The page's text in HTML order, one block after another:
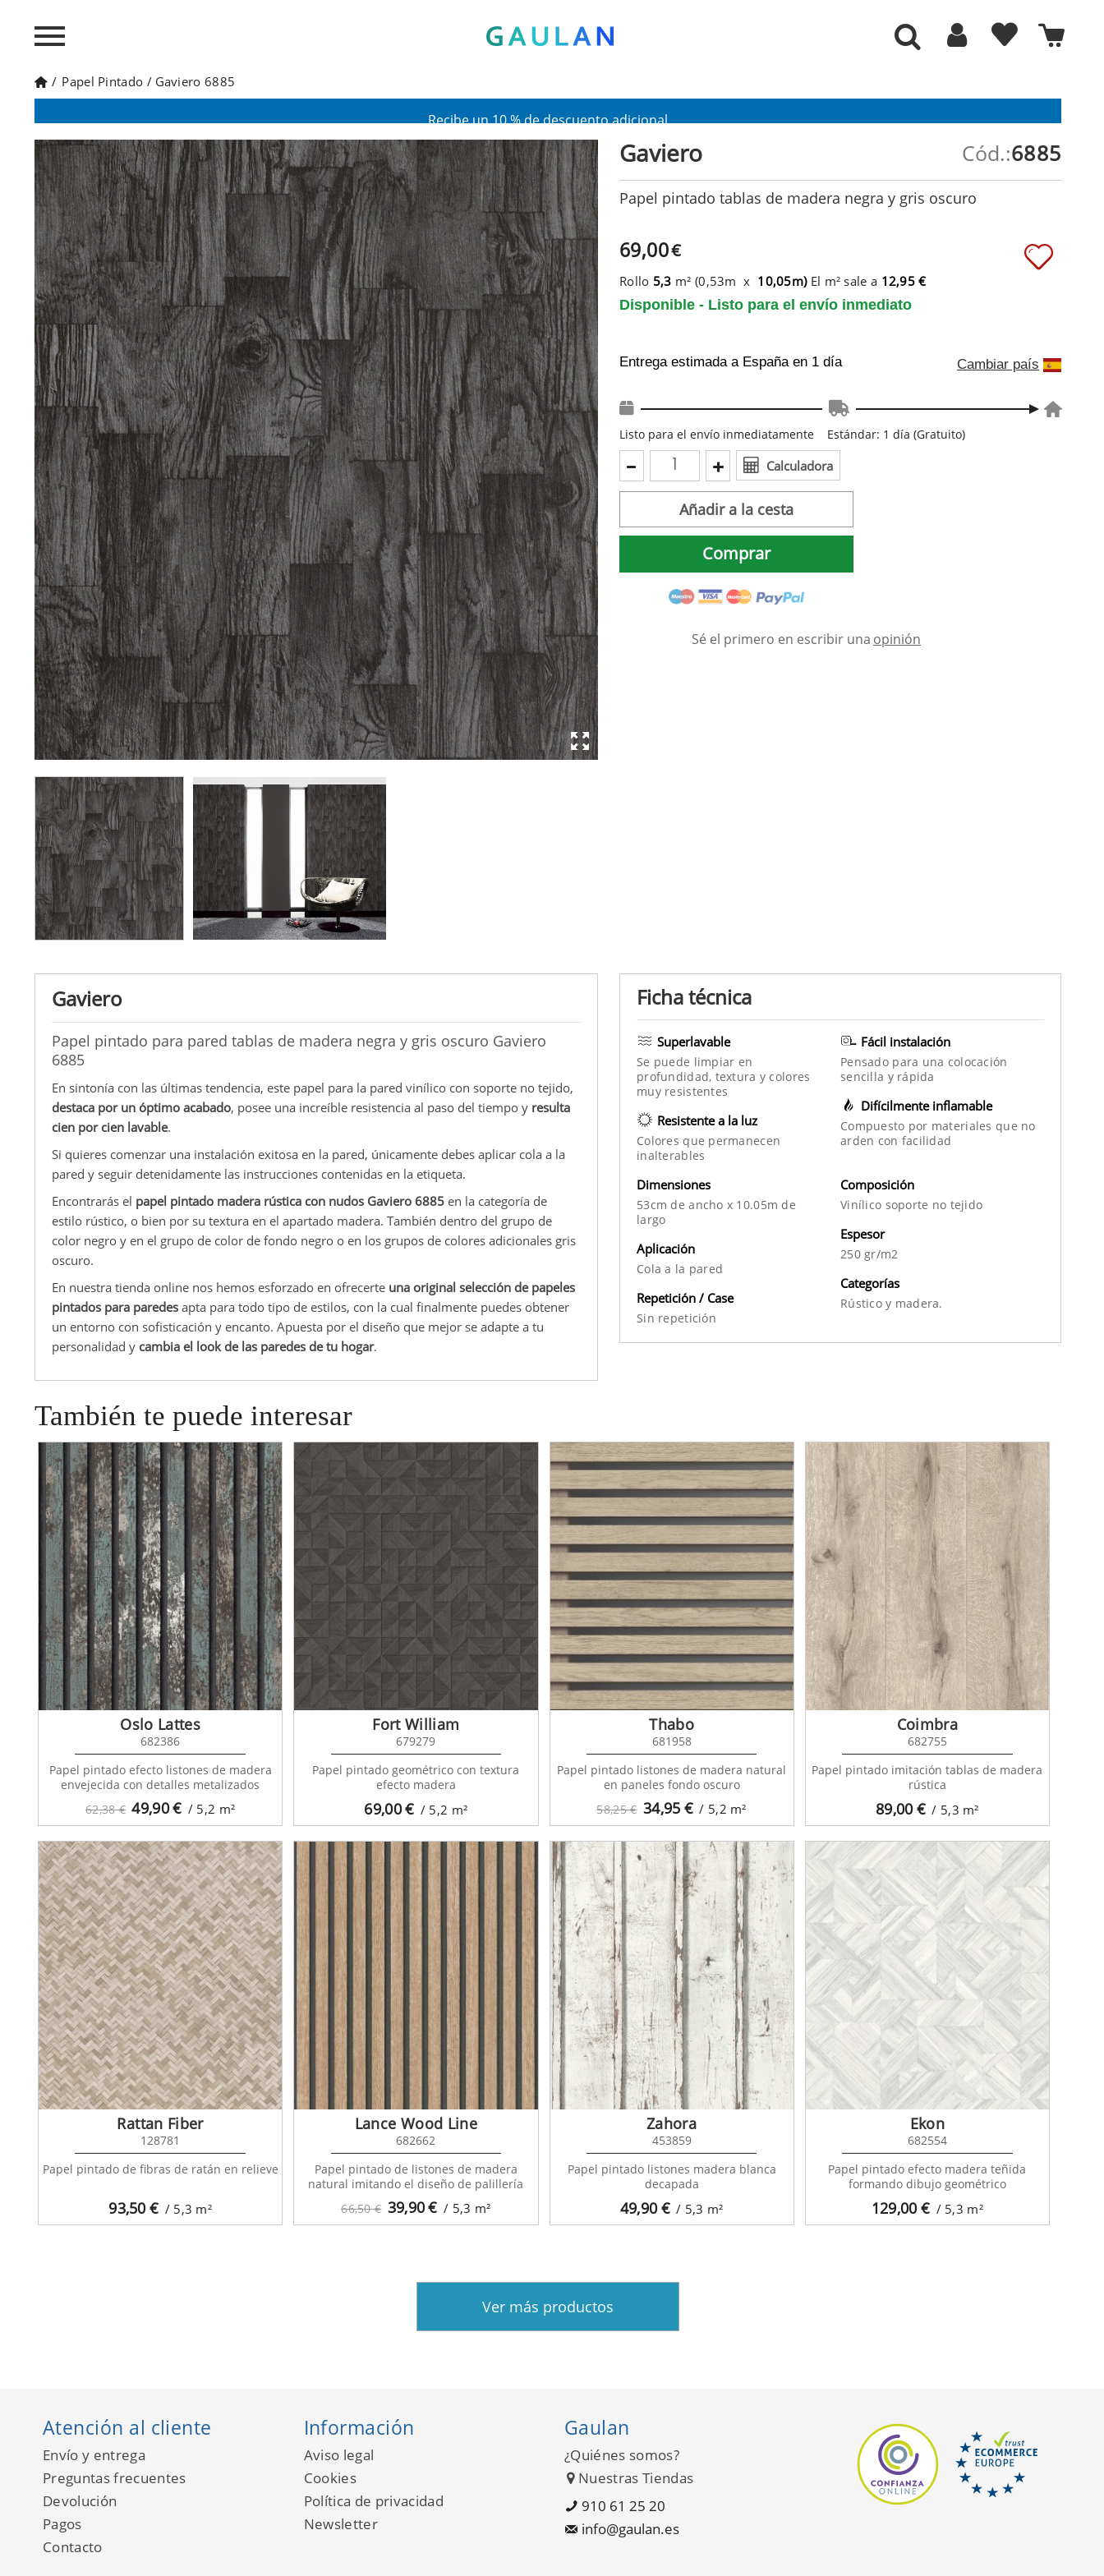
/ Papel Pintado / Gaviero 6885
Recibe un 10 % de descuento adicional
Gaviero
Papel pintado para pared tablas de madera negra y gris oscuro Gaviero
6885
En sintonía con las últimas tendencia, este papel para la pared vinílico con soporte no tejido,
destaca por un óptimo acabado, posee una increíble resistencia al paso del tiempo y resulta
cien por cien lavable.
Si quieres comenzar una instalación exitosa en la pared, únicamente debes aplicar cola a la
pared y seguir detenidamente las instrucciones contenidas en la etiqueta.
Encontrarás el papel pintado madera rústica con nudos Gaviero 6885 en la categoría de
estilo rústico, o bien por su textura en el apartado madera. También dentro del grupo de
color negro y en el grupo de color de fondo negro o en los grupos de colores adicionales gris
oscuro.
En nuestra tienda online nos hemos esforzado en ofrecerte una original selección de papeles
pintados para paredes apta para todo tipo de estilos, con la cual finalmente puedes obtener
un entorno con sofisticación y encanto. Apuesta por el diseño que mejor se adapte a tu
personalidad y cambia el look de las paredes de tu hogar.
Gaviero 6885
Cód.:
Papel pintado tablas de madera negra y gris oscuro
69,00€
Rollo 5,3 m² (0,53m x 10,05m) El m² sale a 12,95 €
Disponible - Listo para el envío inmediato
Entrega estimada a España en 1 día Cambiar país
Listo para el envío inmediatamente Estándar: 1 día (Gratuito)
Calculadora
Añadir a la cesta
Comprar
Sé el primero en escribir una opinión
Ficha técnica
Superlavable
Se puede limpiar en
profundidad, textura y colores
muy resistentes
Resistente a la luz
Colores que permanecen
inalterables
Fácil instalación
Pensado para una colocación
sencilla y rápida
Difícilmente inflamable
Compuesto por materiales que no
arden con facilidad
Dimensiones
53cm de ancho x 10.05m de
largo
Aplicación
Cola a la pared
Repetición / Case
Sin repetición
Composición
Vinílico soporte no tejido
Espesor
250 gr/m2
Categorías
Rústicoy madera.
También te puede interesar
62,38 € 49,90€ / 5,2 m²
Oslo Lattes
682386
Papel pintado efecto listones de madera
envejecida con detalles metalizados
69,00€ / 5,2 m²
Fort William
679279
Papel pintado geométrico con textura
efecto madera
58,25 € 34,95 € / 5,2 m²
Thabo
681958
Papel pintado listones de madera natural
en paneles fondo oscuro
89,00€ / 5,3 m²
Coimbra
682755
Papel pintado imitación tablas de madera
rústica
93,50€ / 5,3 m²
Rattan Fiber
128781
Papel pintado de fibras de ratán en relieve
66,50 € 39,90€ / 5,3 m²
Lance Wood Line
682662
Papel pintado de listones de madera
natural imitando el diseño de palillería
49,90€ / 5,3 m²
Zahora
453859
Papel pintado listones madera blanca
decapada
129,00€ / 5,3 m²
Ekon
682554
Papel pintado efecto madera teñida
formando dibujo geométrico
Ver más productos
Atención al cliente
Envío y entrega
Preguntas frecuentes
Devolución
Pagos
Contacto
Información
Aviso legal
Cookies
Política de privacidad
Newsletter
Gaulan
¿Quiénes somos?
Nuestras Tiendas
910 61 25 20
info@gaulan.es